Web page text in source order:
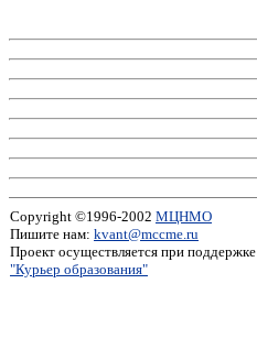
Copyright ©1996-2002 МЦНМО
Пишите нам: kvant@mccme.ru
Проект осуществляется при поддержке
"Курьер образования"